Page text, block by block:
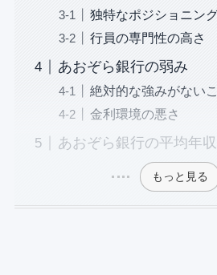
独特なポジショニン
行員の専門性の高さ
あおぞら銀行の弱み
絶対的な強みがない
金利環境の悪さ
あおぞら銀行の平均年収
もっと見る